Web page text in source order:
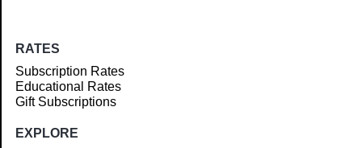
RATES
Subscription Rates
Educational Rates
Gift Subscriptions
EXPLORE